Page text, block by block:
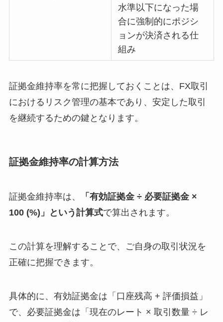
水準以下になった場
合に強制的にポジシ
ョンが決済される仕
組み
証拠金維持率を常に把握しておくことは、FX取引
におけるリスク管理の基本であり、安定した取引
を継続するための鍵となります。
証拠金維持率の計算方法
証拠金維持率は、
「有効証拠金 ÷ 必要証拠金 ×
100 (%)」という計算式で算出されます。
この計算を理解することで、ご自身の取引状況を
正確に把握できます。
具体的に、有効証拠金は「口座残高 + 評価損益」
で、必要証拠金は「現在のレート × 取引数量 ÷ レ